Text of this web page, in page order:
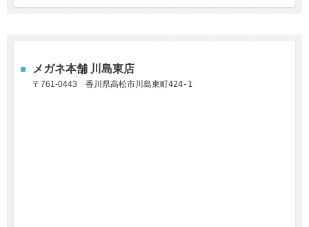
メガネ本舗 川島東店
〒761-0443 香川県高松市川島東町424-1